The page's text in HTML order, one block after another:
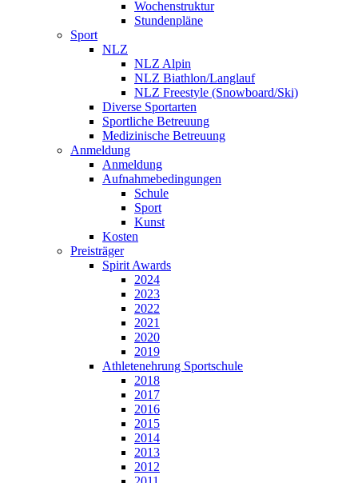
Wochenstruktur
Stundenpläne
Sport
NLZ
NLZ Alpin
NLZ Biathlon/Langlauf
NLZ Freestyle (Snowboard/Ski)
Diverse Sportarten
Sportliche Betreuung
Medizinische Betreuung
Anmeldung
Anmeldung
Aufnahmebedingungen
Schule
Sport
Kunst
Kosten
Preisträger
Spirit Awards
2024
2023
2022
2021
2020
2019
Athletenehrung Sportschule
2018
2017
2016
2015
2014
2013
2012